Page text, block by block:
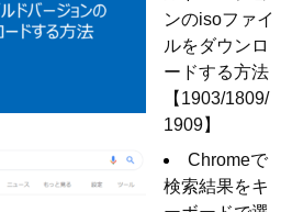
ンのisoファイ
ルをダウンロ
ードする方法
【1903/1809/
1909】
Chromeで
検索結果をキ